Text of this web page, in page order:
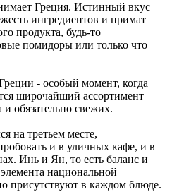
Греция. Истинный вкус
ингредиентов и примат
продукта, будь-то
помидоры или только что
- особый момент, когда
широчайший ассортимент
обязательно свежих.
на третьем месте,
и в уличных кафе, и в
Инь и Ян, то есть баланс и
национальной
присутствуют в каждом блюде.